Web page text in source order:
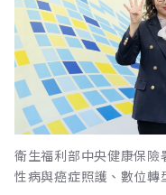
衛生福利部中央健康保
性病與癌症照護、數位轉